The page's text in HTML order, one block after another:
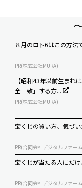
８月のロト6はこの方
PR(株式会社MURA)
【昭和43年以前生まれ
全一致」する方...
PR(株式会社MURA)
宝くじの買い方、気づ
PR(合同会社デジタルファー
宝くじが当たる人にだ
PR(合同会社デジタルファー